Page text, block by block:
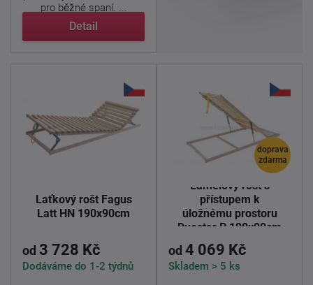
pro běžné spaní. ...
Detail
Laťkový rošt Fagus
Latt HN 190x90cm
od 3 728 Kč
Dodáváme do 1-2 týdnů
doprava
zdarma
Lamelový rošt s
přístupem k
úložnému prostoru
Duostar P 190x90cm
od 4 069 Kč
Skladem > 5 ks